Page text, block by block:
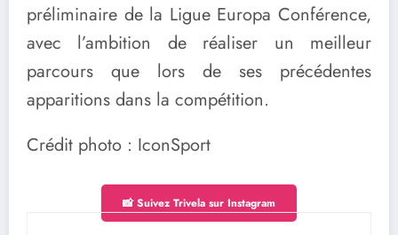
préliminaire de la Ligue Europa Conférence,
avec l’ambition de réaliser un meilleur
parcours que lors de ses précédentes
apparitions dans la compétition.
Crédit photo : IconSport
📸 Suivez Trivela sur Instagram